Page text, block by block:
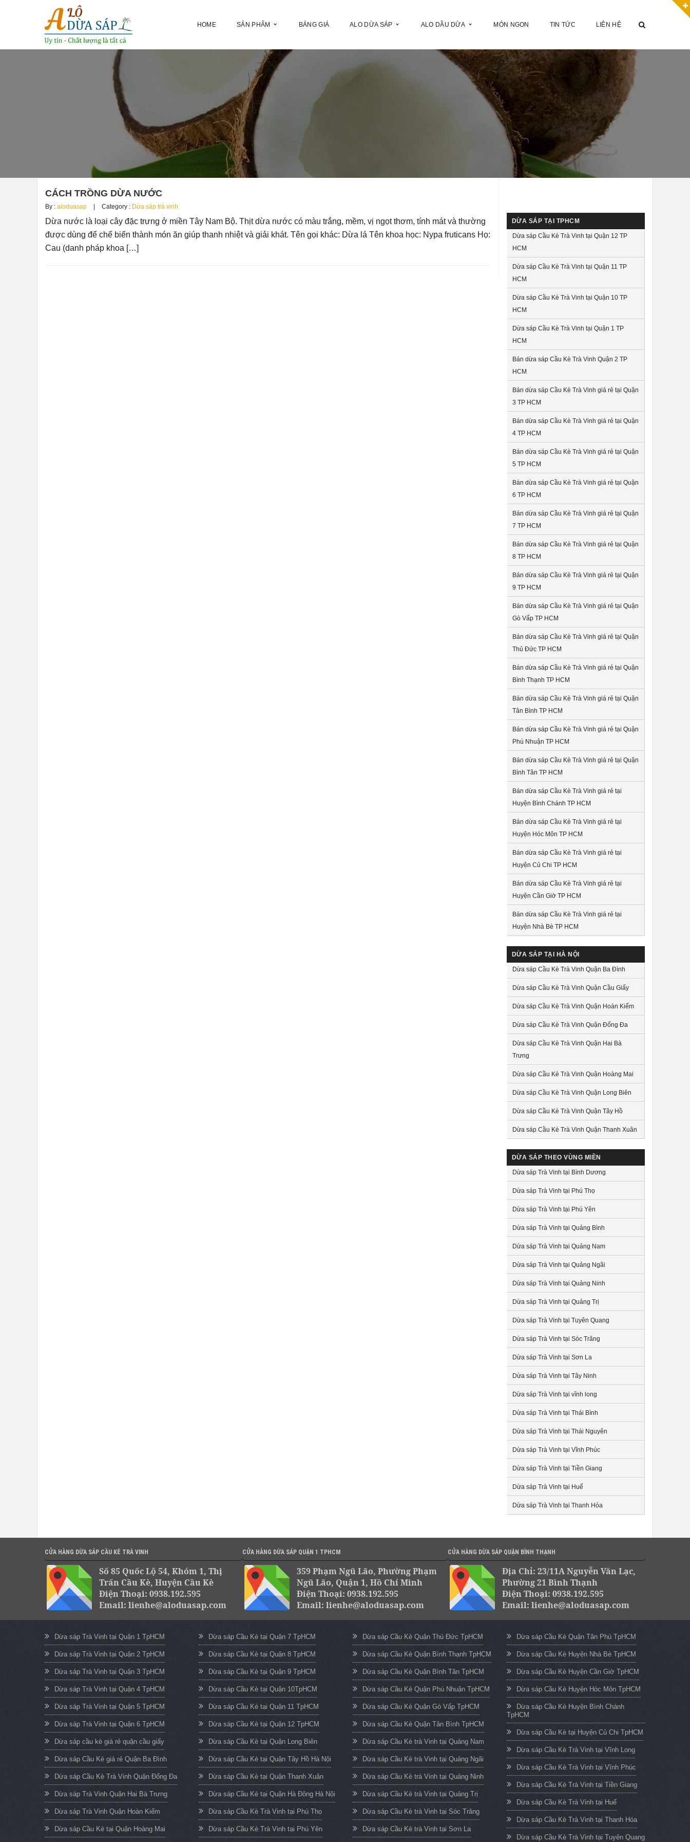
HOME SẢN PHẨM BẢNG GIÁ ALO DỪA SÁP ALO DẦU DỪA MÓN NGON TIN TỨC LIÊN HỆ
CÁCH TRỒNG DỪA NƯỚC
By : aloduasap Category : Dừa sáp trà vinh
Dừa nước là loại cây đặc trưng ở miền Tây Nam Bộ. Thịt dừa nước có màu trắng, mềm, vị ngọt thơm, tính mát và thường
được dùng để chế biến thành món ăn giúp thanh nhiệt và giải khát. Tên gọi khác: Dừa lá Tên khoa học: Nypa fruticans Họ:
Cau (danh pháp khoa […]
DỪA SÁP TẠI TPHCM
Dừa sáp Cầu Kè Trà Vinh tại Quận 12 TP
HCM
Dừa sáp Cầu Kè Trà Vinh tại Quận 11 TP
HCM
Dừa sáp Cầu Kè Trà Vinh tại Quận 10 TP
HCM
Dừa sáp Cầu Kè Trà Vinh tại Quận 1 TP
HCM
Bán dừa sáp Cầu Kè Trà Vinh Quận 2 TP
HCM
Bán dừa sáp Cầu Kè Trà Vinh giá rẻ tại Quận
3 TP HCM
Bán dừa sáp Cầu Kè Trà Vinh giá rẻ tại Quận
4 TP HCM
Bán dừa sáp Cầu Kè Trà Vinh giá rẻ tại Quận
5 TP HCM
Bán dừa sáp Cầu Kè Trà Vinh giá rẻ tại Quận
6 TP HCM
Bán dừa sáp Cầu Kè Trà Vinh giá rẻ tại Quận
7 TP HCM
Bán dừa sáp Cầu Kè Trà Vinh giá rẻ tại Quận
8 TP HCM
Bán dừa sáp Cầu Kè Trà Vinh giá rẻ tại Quận
9 TP HCM
Bán dừa sáp Cầu Kè Trà Vinh giá rẻ tại Quận
Gò Vấp TP HCM
Bán dừa sáp Cầu Kè Trà Vinh giá rẻ tại Quận
Thủ Đức TP HCM
Bán dừa sáp Cầu Kè Trà Vinh giá rẻ tại Quận
Bình Thạnh TP HCM
Bán dừa sáp Cầu Kè Trà Vinh giá rẻ tại Quận
Tân Bình TP HCM
Bán dừa sáp Cầu Kè Trà Vinh giá rẻ tại Quận
Phú Nhuận TP HCM
Bán dừa sáp Cầu Kè Trà Vinh giá rẻ tại Quận
Bình Tân TP HCM
Bán dừa sáp Cầu Kè Trà Vinh giá rẻ tại
Huyện Bình Chánh TP HCM
Bán dừa sáp Cầu Kè Trà Vinh giá rẻ tại
Huyện Hóc Môn TP HCM
Bán dừa sáp Cầu Kè Trà Vinh giá rẻ tại
Huyện Củ Chi TP HCM
Bán dừa sáp Cầu Kè Trà Vinh giá rẻ tại
Huyện Cần Giờ TP HCM
Bán dừa sáp Cầu Kè Trà Vinh giá rẻ tại
Huyện Nhà Bè TP HCM
DỪA SÁP TẠI HÀ NỘI
Dừa sáp Cầu Kè Trà Vinh Quận Ba Đình
Dừa sáp Cầu Kè Trà Vinh Quận Cầu Giấy
Dừa sáp Cầu Kè Trà Vinh Quận Hoàn Kiếm
Dừa sáp Cầu Kè Trà Vinh Quận Đống Đa
Dừa sáp Cầu Kè Trà Vinh Quận Hai Bà
Trưng
Dừa sáp Cầu Kè Trà Vinh Quận Hoàng Mai
Dừa sáp Cầu Kè Trà Vinh Quận Long Biên
Dừa sáp Cầu Kè Trà Vinh Quận Tây Hồ
Dừa sáp Cầu Kè Trà Vinh Quận Thanh Xuân
DỪA SÁP THEO VÙNG MIỀN
Dừa sáp Trà Vinh tại Bình Dương
Dừa sáp Trà Vinh tại Phú Thọ
Dừa sáp Trà Vinh tại Phú Yên
Dừa sáp Trà Vinh tại Quảng Bình
Dừa sáp Trà Vinh tại Quảng Nam
Dừa sáp Trà Vinh tại Quảng Ngãi
Dừa sáp Trà Vinh tại Quảng Ninh
Dừa sáp Trà Vinh tại Quảng Trị
Dừa sáp Trà Vinh tại Tuyên Quang
Dừa sáp Trà Vinh tại Sóc Trăng
Dừa sáp Trà Vinh tại Sơn La
Dừa sáp Trà Vinh tại Tây Ninh
Dừa sáp Trà Vinh tại vĩnh long
Dừa sáp Trà Vinh tại Thái Bình
Dừa sáp Trà Vinh tại Thái Nguyên
Dừa sáp Trà Vinh tại Vĩnh Phúc
Dừa sáp Trà Vinh tại Tiền Giang
Dừa sáp Trà Vinh tại Huế
Dừa sáp Trà Vinh tại Thanh Hóa
CỬA HÀNG DỪA SÁP CẦU KÈ TRÀ VINH
Số 85 Quốc Lộ 54, Khóm 1, Thị
Trấn Cầu Kè, Huyện Cầu Kè
Điện Thoại: 0938.192.595
Email: lienhe@aloduasap.com
CỬA HÀNG DỪA SÁP QUẬN 1 TPHCM
359 Phạm Ngũ Lão, Phường Phạm
Ngũ Lão, Quận 1, Hồ Chí Minh
Điện Thoại: 0938.192.595
Email: lienhe@aloduasap.com
CỬA HÀNG DỪA SÁP QUẬN BÌNH THẠNH
Địa Chỉ: 23/11A Nguyễn Văn Lạc,
Phường 21 Bình Thạnh
Điện Thoại: 0938.192.595
Email: lienhe@aloduasap.com
Dừa sáp Trà Vinh tại Quận 1 TpHCM
Dừa sáp Trà Vinh tại Quận 2 TpHCM
Dừa sáp Trà Vinh tại Quận 3 TpHCM
Dừa sáp Trà Vinh tại Quận 4 TpHCM
Dừa sáp Trà Vinh tại Quận 5 TpHCM
Dừa sáp Trà Vinh tại Quận 6 TpHCM
Dừa sáp cầu kè giá rẻ quận cầu giấy
Dừa sáp Cầu Kè giá rẻ Quận Ba Đình
Dừa sáp Cầu Kè Trà Vinh Quận Đống Đa
Dừa sáp Trà Vinh Quận Hai Bà Trưng
Dừa sáp Trà Vinh Quận Hoàn Kiếm
Dừa sáp Cầu Kè tại Quận Hoàng Mai
Dừa sáp Cầu Kè tại Quận 7 TpHCM
Dừa sáp Cầu Kè tại Quận 8 TpHCM
Dừa sáp Cầu Kè tại Quận 9 TpHCM
Dừa sáp Cầu Kè tại Quận 10TpHCM
Dừa sáp Cầu Kè tại Quận 11 TpHCM
Dừa sáp Cầu Kè tại Quận 12 TpHCM
Dừa sáp Cầu Kè tại Quận Long Biên
Dừa sáp Cầu Kè tại Quận Tây Hồ Hà Nội
Dừa sáp Cầu Kè tại Quận Thanh Xuân
Dừa sáp Cầu Kè tại Quận Hà Đông Hà Nội
Dừa sáp Cầu Kè Trà Vinh tại Phú Thọ
Dừa sáp Cầu Kè Trà Vinh tại Phú Yên
Dừa sáp Cầu Kè Quận Thủ Đức TpHCM
Dừa sáp Cầu Kè Quận Bình Thạnh TpHCM
Dừa sáp Cầu Kè Quận Bình Tân TpHCM
Dừa sáp Cầu Kè Quận Phú Nhuận TpHCM
Dừa sáp Cầu Kè Quận Gò Vấp TpHCM
Dừa sáp Cầu Kè Quận Tân Bình TpHCM
Dừa sáp Cầu Kè trà Vinh tại Quảng Nam
Dừa sáp Cầu Kè trà Vinh tại Quảng Ngãi
Dừa sáp Cầu Kè trà Vinh tại Quảng Ninh
Dừa sáp Cầu Kè trà Vinh tại Quảng Trị
Dừa sáp Cầu Kè trà Vinh tại Sóc Trăng
Dừa sáp Cầu Kè trà Vinh tại Sơn La
Dừa sáp Cầu Kè Quận Tân Phú TpHCM
Dừa sáp Cầu Kè Huyện Nhà Bè TpHCM
Dừa sáp Cầu Kè Huyện Cần Giờ TpHCM
Dừa sáp Cầu Kè Huyện Hóc Môn TpHCM
Dừa sáp Cầu Kè Huyện Bình Chánh
TpHCM
Dừa sáp Cầu Kè tại Huyện Củ Chi TpHCM
Dừa sáp Cầu Kè Trà Vinh tại Vĩnh Long
Dừa sáp Cầu Kè Trà Vinh tại Vĩnh Phúc
Dừa sáp Cầu Kè Trà Vinh tại Tiền Giang
Dừa sáp Cầu Kè Trà Vinh tại Huế
Dừa sáp Cầu Kè Trà Vinh tại Thanh Hóa
Dừa sáp Cầu Kè Trà Vinh tại Tuyên Quang